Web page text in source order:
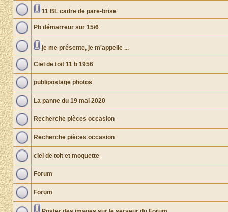
11 BL cadre de pare-brise
Pb démarreur sur 15/6
je me présente, je m'appelle ...
Ciel de toit 11 b 1956
publipostage photos
La panne du 19 mai 2020
Recherche pièces occasion
Recherche pièces occasion
ciel de toit et moquette
Forum
Forum